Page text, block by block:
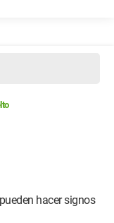
hacer signos